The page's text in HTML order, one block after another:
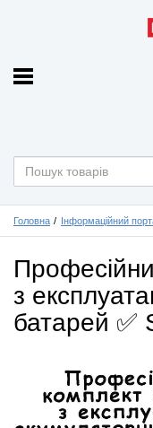
Головна Інформаційний
з
батарей ✅